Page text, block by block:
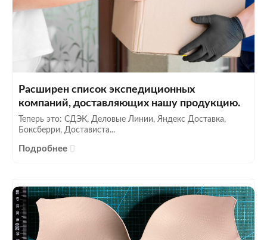
Расширен список экспедиционных
компаний, доставляющих нашу продукцию.
Теперь это: СДЭК, Деловые Линии, Яндекс Доставка,
Боксберри, Достависта...
Подробнее